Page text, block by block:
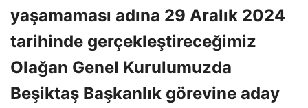
yaşamaması adına 29 Aralık 2024
tarihinde gerçekleştireceğimiz
Olağan Genel Kurulumuzda
Beşiktaş Başkanlık görevine aday